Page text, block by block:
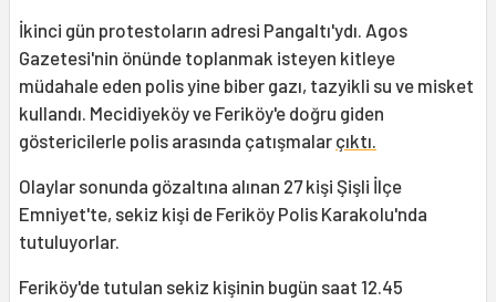
İkinci gün protestoların adresi Pangaltı'ydı. Agos
Gazetesi'nin önünde toplanmak isteyen kitleye
müdahale eden polis yine biber gazı, tazyikli su ve misket
kullandı. Mecidiyeköy ve Feriköy'e doğru giden
göstericilerle polis arasında çatışmalar çıktı.
Olaylar sonunda gözaltına alınan 27 kişi Şişli İlçe
Emniyet'te, sekiz kişi de Feriköy Polis Karakolu'nda
tutuluyorlar.
Feriköy'de tutulan sekiz kişinin bugün saat 12.45